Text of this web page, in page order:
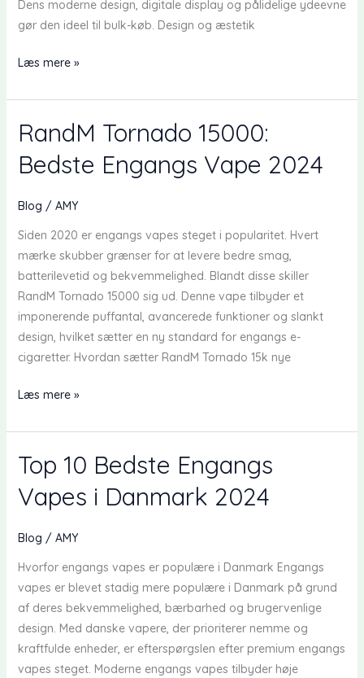
Dens moderne design, digitale display og pålidelige ydeevne
gør den ideel til bulk-køb. Design og æstetik
Fumot
Digital
12000
Puff:
Den
engangs
Læs mere »
RandM Tornado 15000:
Bedste Engangs Vape 2024
Blog / AMY
Siden 2020 er engangs vapes steget i popularitet. Hvert
mærke skubber grænser for at levere bedre smag,
batterilevetid og bekvemmelighed. Blandt disse skiller
RandM Tornado 15000 sig ud. Denne vape tilbyder et
imponerende puffantal, avancerede funktioner og slankt
design, hvilket sætter en ny standard for engangs e-
cigaretter. Hvordan sætter RandM Tornado 15k nye
RandM
15000:
Bedste
Engangs
Vape
Læs mere »
Top 10 Bedste Engangs
Vapes i Danmark 2024
Blog / AMY
Hvorfor engangs vapes er populære i Danmark Engangs
vapes er blevet stadig mere populære i Danmark på grund
af deres bekvemmelighed, bærbarhed og brugervenlige
design. Med danske vapere, der prioriterer nemme og
kraftfulde enheder, er efterspørgslen efter premium engangs
vapes steget. Moderne engangs vapes tilbyder høje